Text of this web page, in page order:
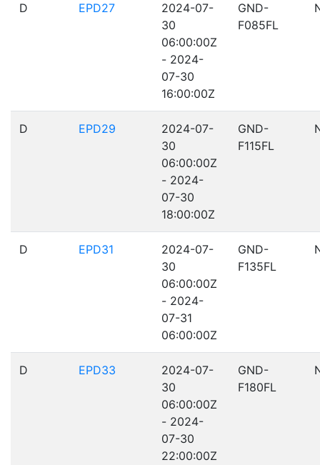
D EPD27
2024-07-
30
06:00:00Z
- 2024-
07-30
16:00:00Z
GND-
F085FL
D EPD29
2024-07-
30
06:00:00Z
- 2024-
07-30
18:00:00Z
GND-
F115FL
D EPD31
2024-07-
30
06:00:00Z
- 2024-
07-31
06:00:00Z
GND-
F135FL
D EPD33
2024-07-
30
06:00:00Z
- 2024-
07-30
22:00:00Z
GND-
F180FL